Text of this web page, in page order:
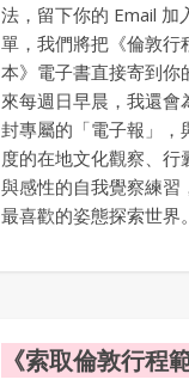
法，留下你的 Email 加
單，我們將把《倫敦行
本》電子書直接寄到你
來每週日早晨，我還會
封專屬的「電子報」，
度的在地文化觀察、行
與感性的自我覺察練習
最喜歡的姿態探索世界。
《索取倫敦行程